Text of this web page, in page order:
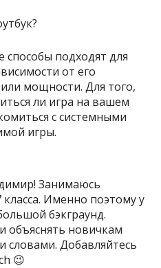
подходят для
от его
мощности. Для того,
ли игра на вашем
с системными
игры.
Занимаюсь
Именно поэтому у
бэкграунд.
объяснять новичкам
Добавляйтесь
😉